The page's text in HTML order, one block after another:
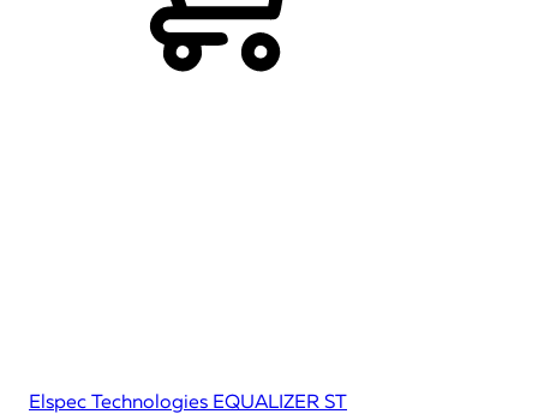
Elspec Technologies EQUALIZER ST